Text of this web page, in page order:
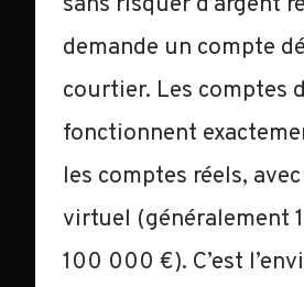
demande un compte
courtier. Les comptes
fonctionnent
les comptes réels,
virtuel (généralement
100 000 €). C’est